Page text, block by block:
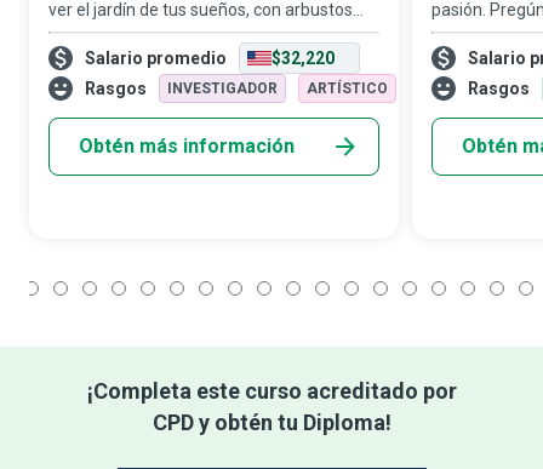
ver el jardín de tus sueños, con arbustos
bien cuidados y flores hermosas. Ahora
imagina ser la persona que dio vida a esta
obra maestra estética y que con ca
Salario promedio
$32,220
Rasgos
INVESTIGADOR ARTÍSTICO
Obtén más información
pasión.
y te contará
sembrar, la
semilla, el
Salario
Rasgos
Obtén
¡Completa este curso acreditado por
CPD y obtén tu Diploma!